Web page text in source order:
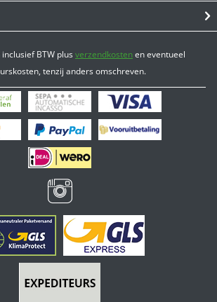
BTW plusverzendkostenen eventueel
tenzij anders omschreven.